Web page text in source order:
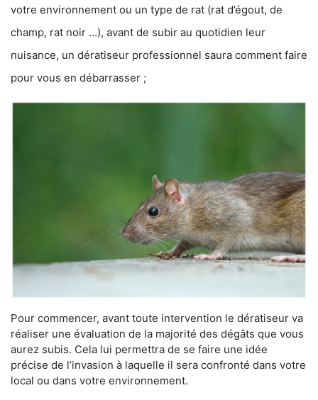
votre environnement ou un type de rat (rat d’égout, de
champ, rat noir …), avant de subir au quotidien leur
nuisance, un dératiseur professionnel saura comment faire
pour vous en débarrasser ;
Pour commencer, avant toute intervention le dératiseur va
réaliser une évaluation de la majorité des dégâts que vous
aurez subis. Cela lui permettra de se faire une idée
précise de l’invasion à laquelle il sera confronté dans votre
local ou dans votre environnement.